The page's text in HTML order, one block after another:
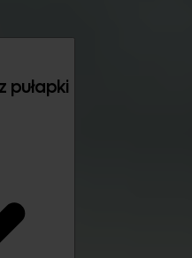
pułapki